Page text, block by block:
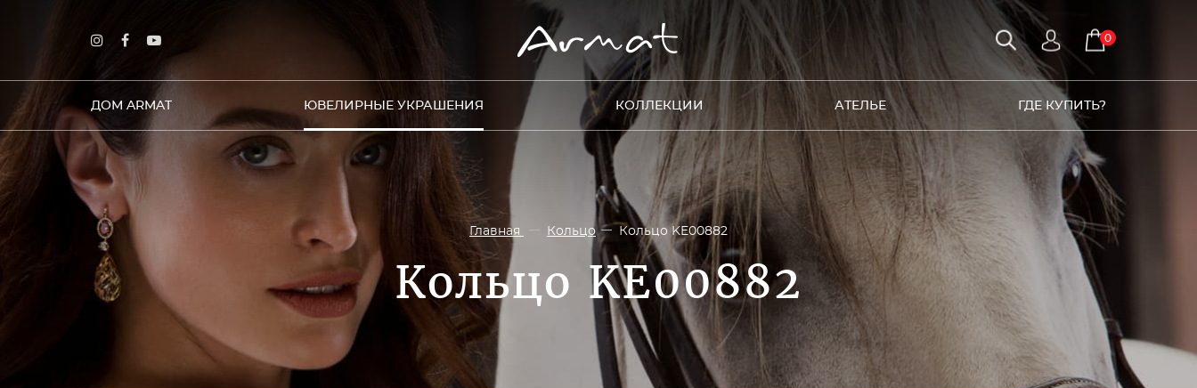
0
ДОМ ARMAT ЮВЕЛИРНЫЕ УКРАШЕНИЯ КОЛЛЕКЦИИ АТЕЛЬЕ ГДЕ КУПИТЬ?
Главная Кольцо Кольцо KE00882
Кольцо KE00882